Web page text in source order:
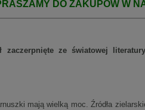
DO ZAKUPÓW W
zaczerpnięte ze światowej
mają wielką moc. Źródła